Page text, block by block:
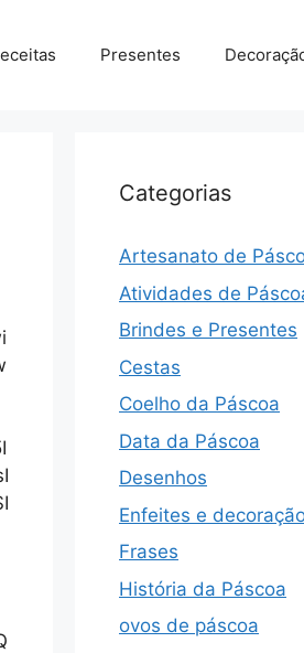
Presentes
Categorias
Artesanato de
Atividades de
Brindes e Presentes
Cestas
Coelho da Páscoa
Data da Páscoa
Desenhos
Enfeites e
Frases
História da Páscoa
ovos de páscoa